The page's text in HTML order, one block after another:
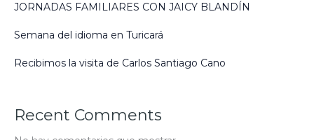
JORNADAS FAMILIARES CON JAICY BLANDÍN
Semana del idioma en Turicará
Recibimos la visita de Carlos Santiago Cano​
Recent Comments